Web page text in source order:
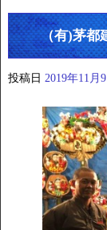
（有)茅都
投稿日 2019年11月9